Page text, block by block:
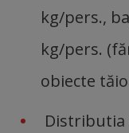
kg/pers.,
kg/pers.
obiecte
Distributia